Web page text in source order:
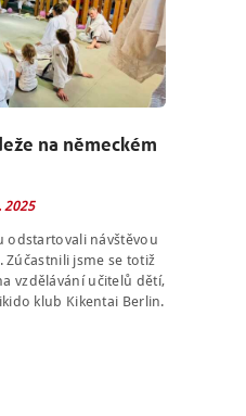
na německém
2025
odstartovali návštěvou
Zúčastnili jsme se totiž
vzdělávání učitelů dětí,
klub Kikentai Berlin.